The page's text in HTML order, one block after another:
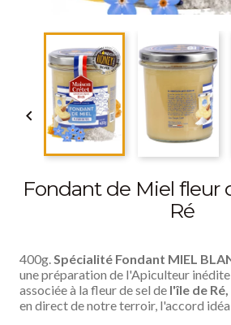

Fondant de Miel fleur
Ré
400g.Spécialité Fondant MIEL
une préparation de l'Apiculteur
associée à la fleur de sel de l'île de Ré,
en direct de notre terroir, l'accord